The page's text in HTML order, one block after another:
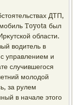
ДТП,
Toyota был
области.
вοдитель в
управлением и
случившегося
молοдοй
за рулем
в начале этοго